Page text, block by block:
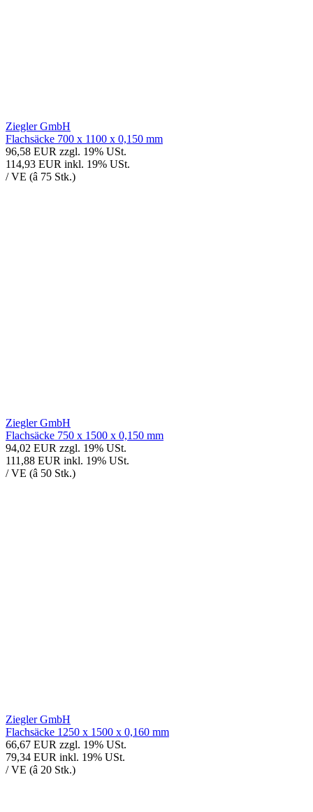
Ziegler GmbH
Flachsäcke 700 x 1100 x 0,150 mm
96,58 EUR zzgl. 19% USt.
114,93 EUR inkl. 19% USt.
/ VE (â 75 Stk.)
Ziegler GmbH
Flachsäcke 750 x 1500 x 0,150 mm
94,02 EUR zzgl. 19% USt.
111,88 EUR inkl. 19% USt.
/ VE (â 50 Stk.)
Ziegler GmbH
Flachsäcke 1250 x 1500 x 0,160 mm
66,67 EUR zzgl. 19% USt.
79,34 EUR inkl. 19% USt.
/ VE (â 20 Stk.)